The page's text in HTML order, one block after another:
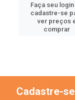
Faça seu
cadastre-se
ver preços
comprar
Cadastre-